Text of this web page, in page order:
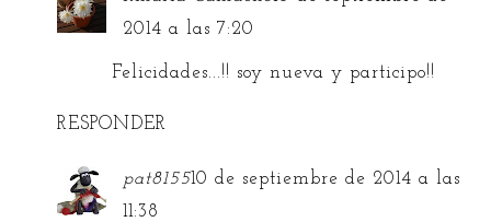
2014 a las 7:20
Felicidades...!! soy nueva y participo!!
RESPONDER
pat815510 de septiembre de 2014 a las
11:38